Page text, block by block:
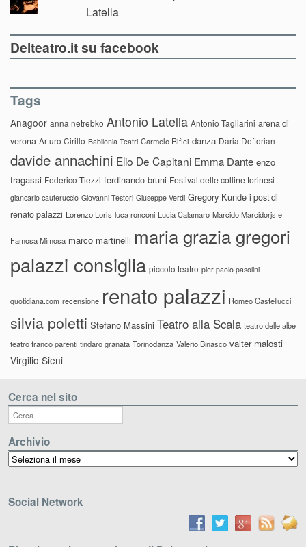
Latella
Delteatro.it su facebook
Tags
Anagoor anna netrebko Antonio Latella Antonio Tagliarini arena di
verona Arturo Cirillo Babilonia Teatri Carmelo Rifici danza Daria Deflorian
davide annachini Elio De Capitani Emma Dante enzo
fragassi Federico Tiezzi ferdinando bruni Festival delle colline torinesi
giancarlo cauteruccio Giovanni Testori Giuseppe Verdi Gregory Kunde i post di
renato palazzi Lorenzo Loris luca ronconi Lucia Calamaro Marcido Marcidorjs e
Famosa Mimosa marco martinelli maria grazia gregori
palazzi consiglia piccolo teatro pier paolo pasolini
quotidiana.com recensione renato palazzi Romeo Castellucci
silvia poletti Stefano Massini Teatro alla Scala teatro delle albe
teatro franco parenti tindaro granata Torinodanza Valerio Binasco valter malosti
Virgilio Sieni
Cerca nel sito
Archivio
Archivio
Social Network